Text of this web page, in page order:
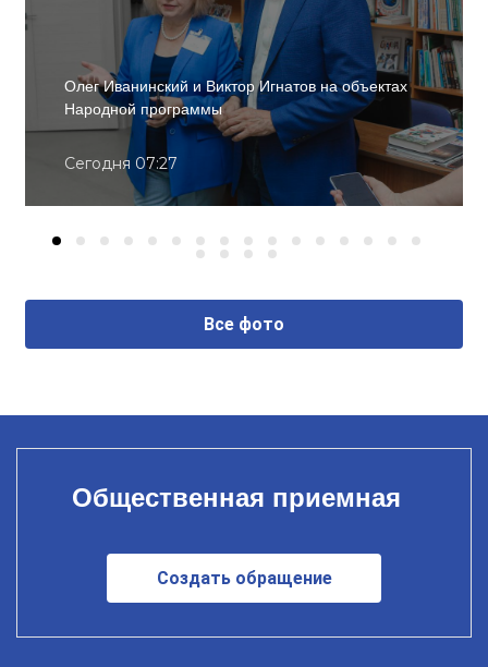
Олег Иванинский и Виктор Игнатов на объектах
Народной программы
Сегодня 07:27
Все фото
Общественная приемная
Создать обращение